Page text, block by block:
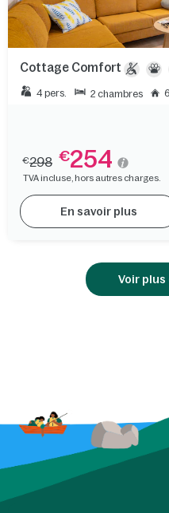
Cottage Comfort
4 pers. 2 chambres
€298 €254
TVA incluse, hors autres charges.
En savoir plus
Voir